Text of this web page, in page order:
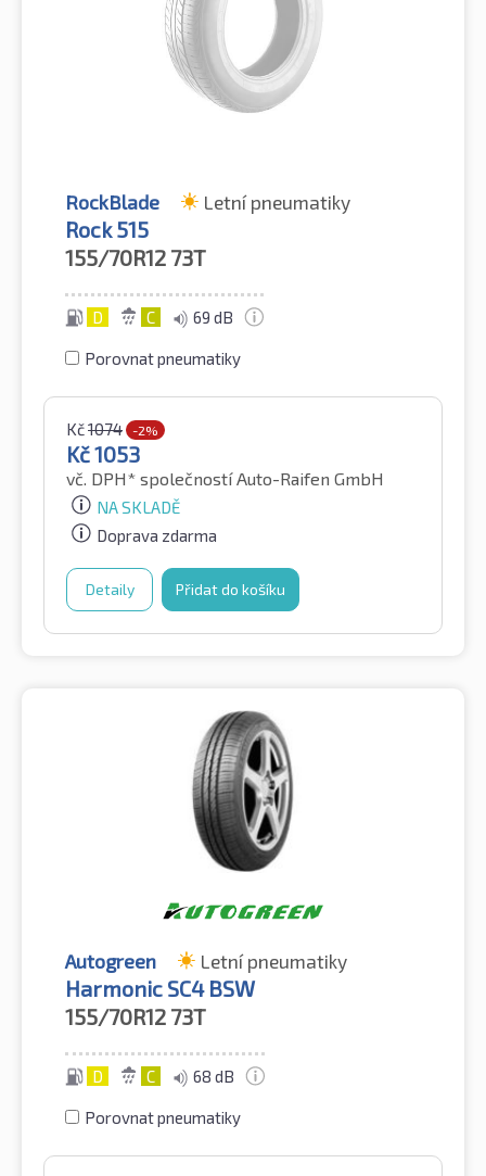
RockBlade Letní pneumatiky
Rock 515
155/70R12 73T
D C 69 dB
Porovnat pneumatiky
Kč1074 -2%
Kč1053
vč. DPH* společností Auto-Raifen GmbH
NA SKLADĚ
Doprava zdarma
Detaily Přidat do košíku
Autogreen Letní pneumatiky
Harmonic SC4 BSW
155/70R12 73T
D C 68 dB
Porovnat pneumatiky